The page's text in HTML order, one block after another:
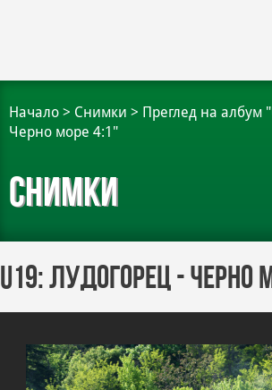
Начало > Снимки > Преглед на албум
Черно море 4:1"
Снимки
U19: Лудогорец - Черно